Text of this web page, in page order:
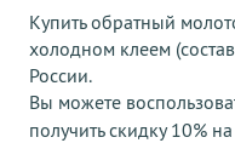
Купить обратный
холодном клеем
России.
Вы можете
получить скидку 10%